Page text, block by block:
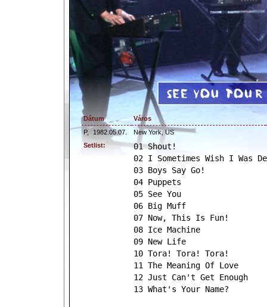
Dátum
Város
P,
1982.05.07.
New York, US
Setlist:
01 Shout!
02 I Sometimes Wish I Was
03 Boys Say Go!
04 Puppets
05 See You
06 Big Muff
07 Now, This Is Fun!
08 Ice Machine
09 New Life
10 Tora! Tora! Tora!
11 The Meaning Of Love
12 Just Can't Get Enough
13 What's Your Name?